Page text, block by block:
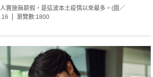
實施無薪假，是這波本土疫情以來最多。(圖／
瀏覽數:1800